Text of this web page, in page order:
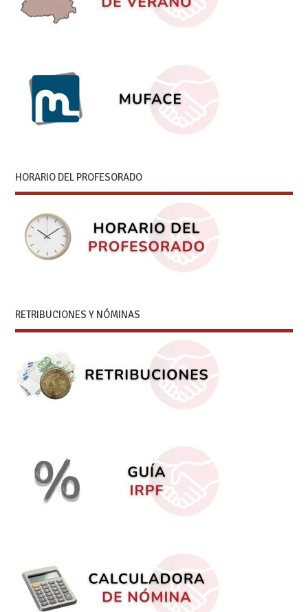
HORARIO DEL PROFESORADO
RETRIBUCIONES Y NÓMINAS